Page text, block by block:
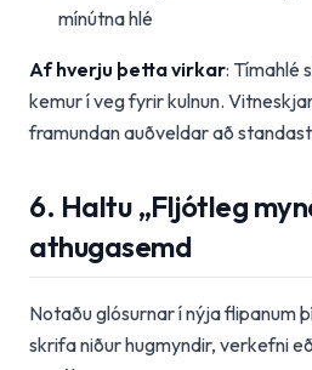
mínútna hlé
Af hverju þetta virkar: Tímahlé
kemur í veg fyrir kulnun.
framundan auðveldar að
6. Haltu „Fljótleg
athugasemd
Notaðu glósurnar í nýja flipanum
skrifa niður hugmyndir, verkefni